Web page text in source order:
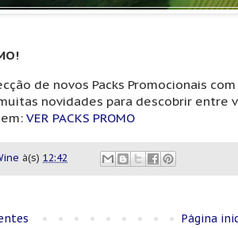
de novos Packs Promocionais
novidades para descobrir entre
VER PACKS PROMO
à(s) 12:42
Página